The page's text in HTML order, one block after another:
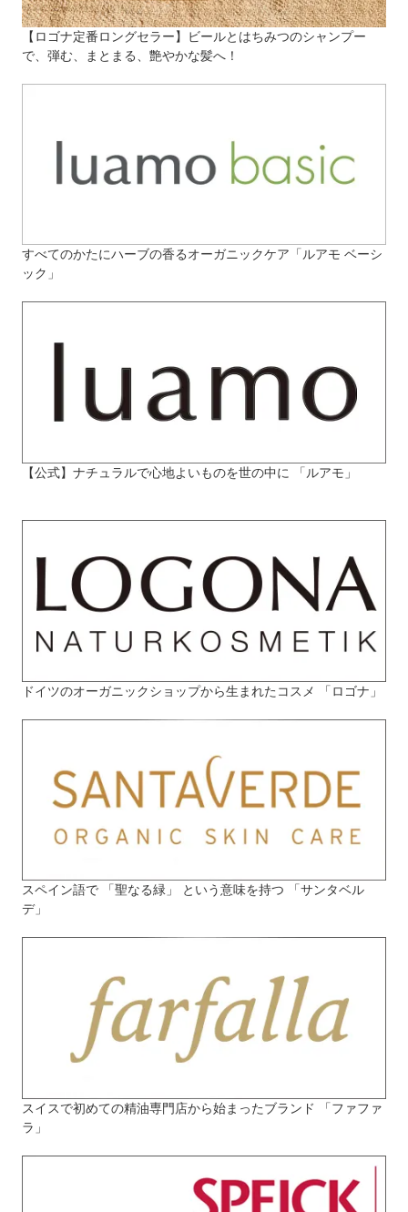
【ロゴナ定番ロングセラー】ビールとはちみつのシャンプー
で、弾む、まとまる、艶やかな髪へ！
すべてのかたにハーブの香るオーガニックケア「ルアモ ベーシ
ック」
【公式】ナチュラルで心地よいものを世の中に 「ルアモ」
ドイツのオーガニックショップから生まれたコスメ 「ロゴナ」
スペイン語で 「聖なる緑」 という意味を持つ 「サンタベル
デ」
スイスで初めての精油専門店から始まったブランド 「ファファ
ラ」